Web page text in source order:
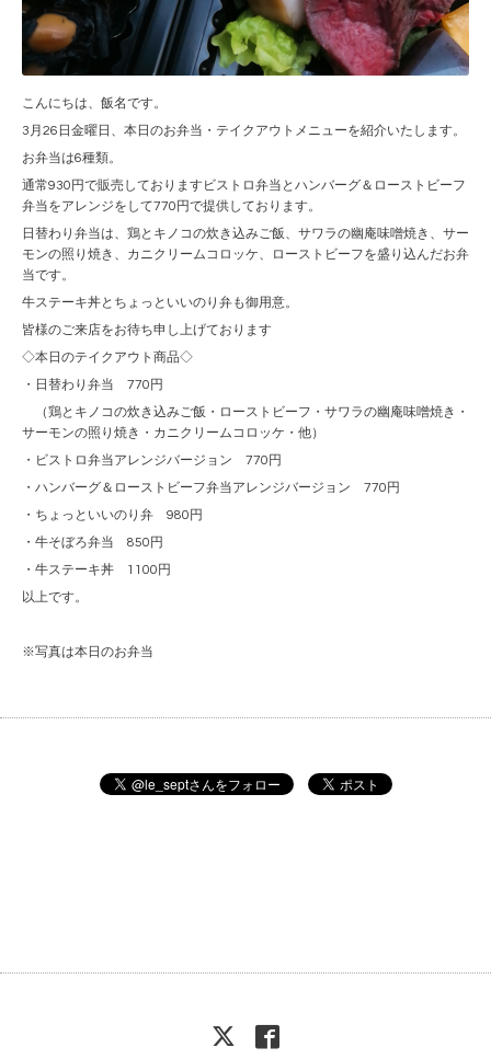
こんにちは、飯名です。
3月26日金曜日、本日のお弁当・テイクアウトメニューを紹介いたします。
お弁当は6種類。
通常930円で販売しておりますビストロ弁当とハンバーグ＆ローストビーフ
弁当をアレンジをして770円で提供しております。
日替わり弁当は、鶏とキノコの炊き込みご飯、サワラの幽庵味噌焼き、サー
モンの照り焼き、カニクリームコロッケ、ローストビーフを盛り込んだお弁
当です。
牛ステーキ丼とちょっといいのり弁も御用意。
皆様のご来店をお待ち申し上げております
◇本日のテイクアウト商品◇
・日替わり弁当 770円
（鶏とキノコの炊き込みご飯・ローストビーフ・サワラの幽庵味噌焼き・
サーモンの照り焼き・カニクリームコロッケ・他）
・ビストロ弁当アレンジバージョン 770円
・ハンバーグ＆ローストビーフ弁当アレンジバージョン 770円
・ちょっといいのり弁 980円
・牛そぼろ弁当 850円
・牛ステーキ丼 1100円
以上です。
※写真は本日のお弁当